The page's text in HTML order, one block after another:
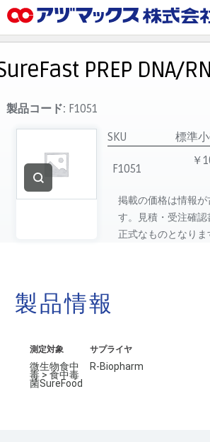
お気に入り
お買い物カゴ
ご注文
マイページ
主要取扱ブランド
PREP DNA/
製品コード: F1051
SKU
標準
F1051
￥
掲載の価格は情報
す。見積・受注確
正式なものとなりま
製品情報
測定対象
微生物食中
毒 > 食中毒
菌SureFood
サプライヤ
R-Biopharm